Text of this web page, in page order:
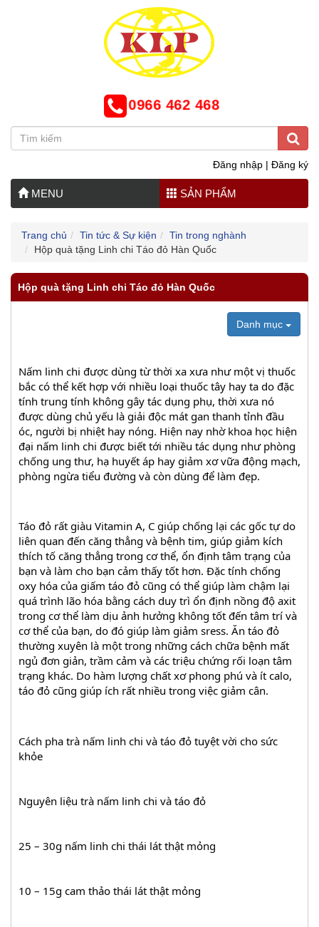
0966 462 468
Đăng nhập | Đăng ký
MENU SẢN PHẨM
Trang chủ Tin tức & Sự kiện
Tin trong nghành
Hộp quà tặng Linh chi Táo đỏ Hàn Quốc
Hộp quà tặng Linh chi Táo đỏ Hàn Quốc
Danh mục
Nấm linh chi được dùng từ thời xa xưa như một vị thuốc
bắc có thể kết hợp với nhiều loại thuốc tây hay ta do đặc
tính trung tính không gây tác dụng phụ, thời xưa nó
được dùng chủ yếu là giải độc mát gan thanh tỉnh đầu
óc, người bị nhiệt hay nóng. Hiện nay nhờ khoa học hiện
đại nấm linh chi được biết tới nhiều tác dụng như phòng
chống ung thư, hạ huyết áp hay giảm xơ vữa động mạch,
phòng ngừa tiểu đường và còn dùng để làm đẹp.
Táo đỏ rất giàu Vitamin A, C giúp chống lại các gốc tự do
liên quan đến căng thẳng và bệnh tim, giúp giảm kích
thích tố căng thẳng trong cơ thể, ổn định tâm trạng của
bạn và làm cho bạn cảm thấy tốt hơn. Đặc tính chống
oxy hóa của giấm táo đỏ cũng có thể giúp làm chậm lại
quá trình lão hóa bằng cách duy trì ổn định nồng độ axit
trong cơ thể làm dịu ảnh hưởng không tốt đến tâm trí và
cơ thể của bạn, do đó giúp làm giảm sress. Ăn táo đỏ
thường xuyên là một trong những cách chữa bệnh mất
ngủ đơn giản, trầm cảm và các triệu chứng rối loạn tâm
trạng khác. Do hàm lượng chất xơ phong phú và ít calo,
táo đỏ cũng giúp ích rất nhiều trong việc giảm cân.
Cách pha trà nấm linh chi và táo đỏ tuyệt vời cho sức
khỏe
Nguyên liệu trà nấm linh chi và táo đỏ
25 – 30g nấm linh chi thái lát thật mỏng
10 – 15g cam thảo thái lát thật mỏng